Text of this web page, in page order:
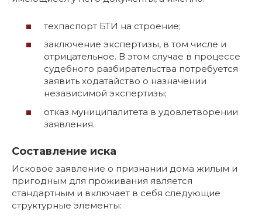
техпаспорт БТИ на строение;
заключение экспертизы, в том числе и
отрицательное. В этом случае в процессе
судебного разбирательства потребуется
заявить ходатайство о назначении
независимой экспертизы;
отказ муниципалитета в удовлетворении
заявления.
Составление иска
Исковое заявление о признании дома жилым и
пригодным для проживания является
стандартным и включает в себя следующие
структурные элементы: